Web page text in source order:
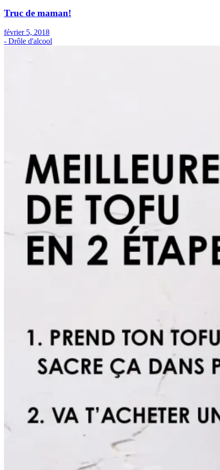
Truc de maman!
février 5, 2018
- Drôle d'alcool